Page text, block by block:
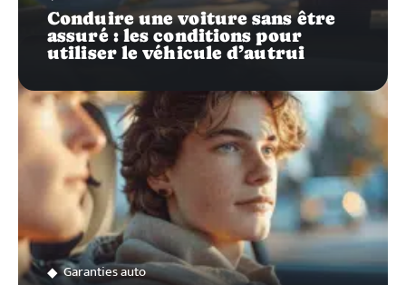
Conduire une voiture sans être
assuré : les conditions pour
utiliser le véhicule d’autrui
Garanties auto